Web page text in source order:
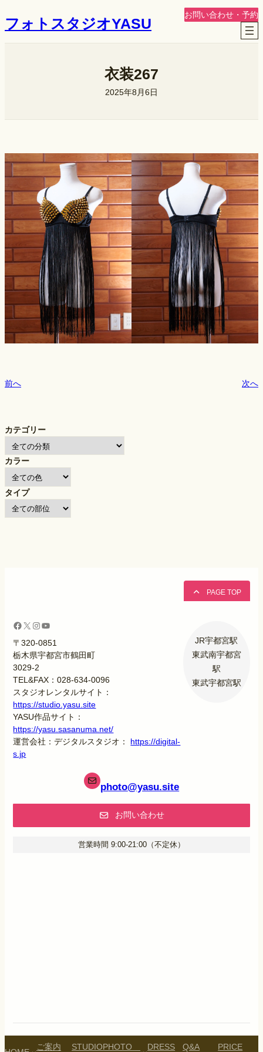
容
フォトスタジオYASU
お問い合わせ・予約
衣装267
2025年8月6日
前へ 次へ
カテゴリー
カラー
タイプ
PAGE TOP
Facebook X Instagram YouTube
〒320-0851
栃木県宇都宮市鶴田町
3029-2
TEL&FAX：028-634-0096
スタジオレンタルサイト：
https://studio.yasu.site
YASU作品サイト：
https://yasu.sasanuma.net/
運営会社：デジタルスタジオ： https://digital-
s.jp
JR宇都宮駅
東武南宇都宮
駅
東武宇都宮駅
photo@yasu.site
お問い合わせ
営業時間 9:00-21:00（不定休）
ご案内 STUDIOPHOTO DRESS Q&A PRICE